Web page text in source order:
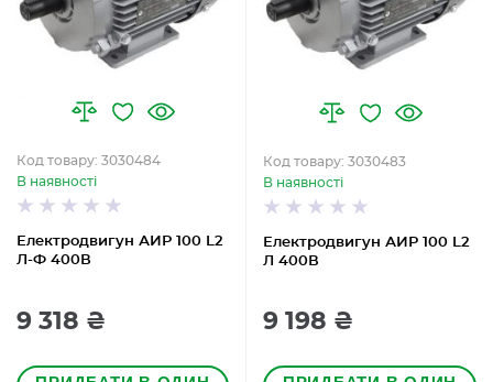
Електродвигун АИР 100 L2
Л-Ф 400В
Код товару: 3030484
В наявності
9 318 ₴
Електродвигун АИР 100 L2
Л 400В
Код товару: 3030483
В наявності
9 198 ₴